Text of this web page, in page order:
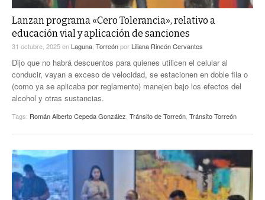
Lanzan programa «Cero Tolerancia», relativo a
educación vial y aplicación de sanciones
31 octubre, 2025en Laguna Torreónpor Liliana Rincón Cervantes
Dijo que no habrá descuentos para quienes utilicen el celular al
conducir, vayan a exceso de velocidad, se estacionen en doble fila o
(como ya se aplicaba por reglamento) manejen bajo los efectos del
alcohol y otras sustancias.
Tags: Román Alberto Cepeda González Tránsito de Torreón Tránsito Torreón